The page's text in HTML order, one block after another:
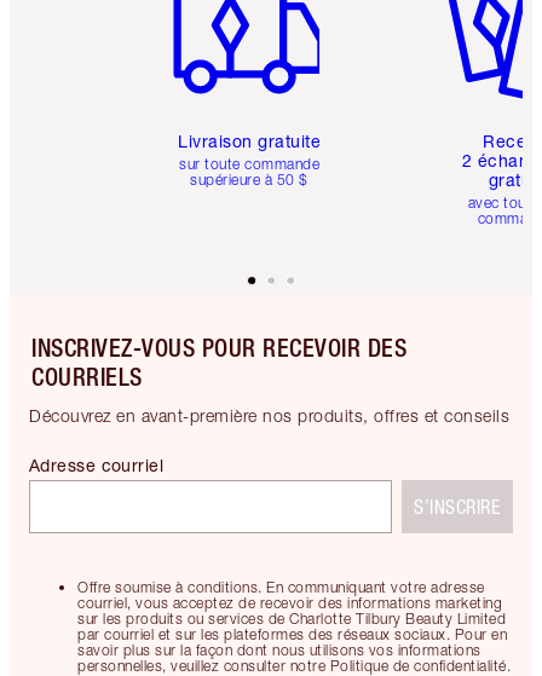
Livraison gratuite
sur toute commande
supérieure à 50 $
2
avec
INSCRIVEZ-VOUS POUR RECEVOIR DES
COURRIELS
Découvrez en avant-première nos produits, offres et conseils
Offre soumise à conditions. En communiquant votre adresse
courriel, vous acceptez de recevoir des informations marketing
sur les produits ou services de Charlotte Tilbury Beauty Limited
par courriel et sur les plateformes des réseaux sociaux. Pour en
savoir plus sur la façon dont nous utilisons vos informations
personnelles, veuillez consulter notre Politique de confidentialité.
Adresse courriel
S’INSCRIRE